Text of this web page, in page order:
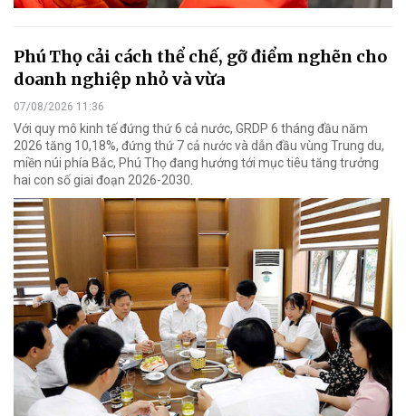
Phú Thọ cải cách thể chế, gỡ điểm nghẽn cho
doanh nghiệp nhỏ và vừa
07/08/2026 11:36
Với quy mô kinh tế đứng thứ 6 cả nước, GRDP 6 tháng đầu năm
2026 tăng 10,18%, đứng thứ 7 cả nước và dẫn đầu vùng Trung du,
miền núi phía Bắc, Phú Thọ đang hướng tới mục tiêu tăng trưởng
hai con số giai đoạn 2026-2030.